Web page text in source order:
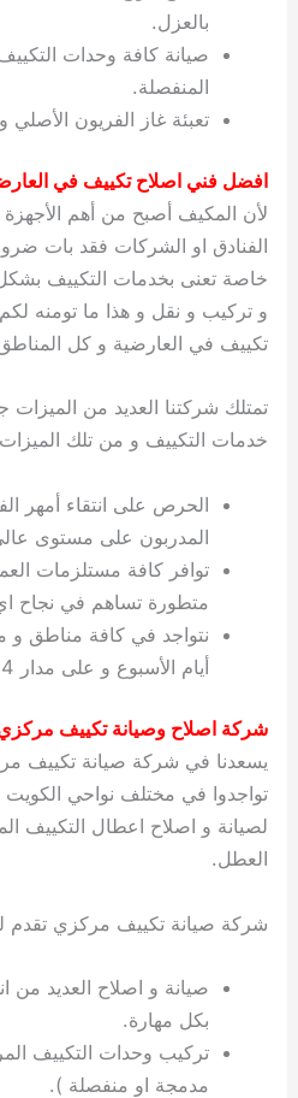
بالعزل.
صيانة كافة وحدات
المنفصلة.
تعبئة غاز الفريون
افضل فني اصلاح تكييف في
لأن المكيف أصبح من أهم الأجهزة
الفنادق او الشركات فقد بات
خاصة تعنى بخدمات التكييف
و تركيب و نقل و هذا ما تومنه
تكييف في العارضية و كل
تمتلك شركتنا العديد من الميزات
خدمات التكييف و من تلك
الحرص على انتقاء أمهر
المدربون على مستوى
توافر كافة مستلزمات
متطورة تساهم في نجاح
نتواجد في كافة مناطق
أيام الأسبوع و على مدار 24 ساعة.
شركة اصلاح وصيانة تكييف
يسعدنا في شركة صيانة تكييف
تواجدوا في مختلف نواحي
لصيانة و اصلاح اعطال التكييف
العطل.
شركة صيانة تكييف مركزي تقدم
صيانة و اصلاح العديد من
بكل مهارة.
تركيب وحدات التكييف
مدمجة او منفصلة ).